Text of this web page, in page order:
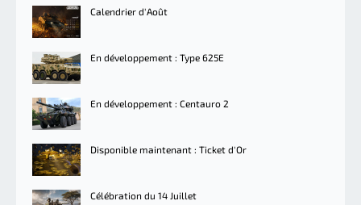
Calendrier d'Août
En développement : Type 625E
En développement : Centauro 2
Disponible maintenant : Ticket d'Or
Célébration du 14 Juillet